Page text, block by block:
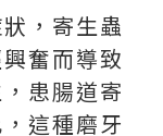
，寄生蟲
奮而導致
患腸道寄
這種磨牙